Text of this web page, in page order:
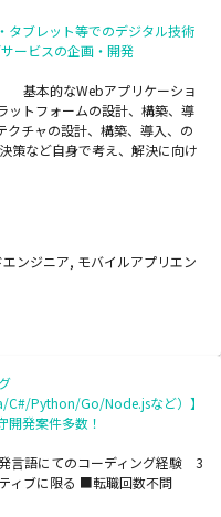
タブレット等でのデジタル技術
ービスの企画・開発
基本的なWebアプリケーショ
ットフォームの設計、構築、導
クチャの設計、構築、導入、の
策など自身で考え、解決に向け
ンジニア, モバイルアプリエン
C#/Python/Go/Node.jsなど）】
開発案件多数！
言語にてのコーディング経験 3
ィブに限る ■転職回数不問